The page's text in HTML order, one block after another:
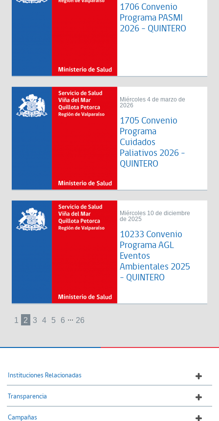
1706 Convenio
Programa PASMI
2026 - QUINTERO
Miércoles 4 de marzo de
2026
1705 Convenio
Programa
Cuidados
Paliativos 2026 -
QUINTERO
Miércoles 10 de diciembre
de 2025
10233 Convenio
Programa AGL
Eventos
Ambientales 2025
- QUINTERO
1 2 3 4 5 6 ... 26
Instituciones Relacionadas
Transparencia
Campañas